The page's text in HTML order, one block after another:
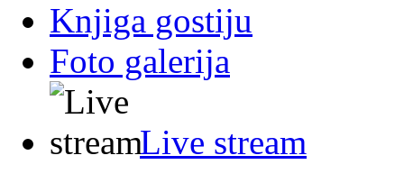
Knjiga gostiju
Foto galerija
Live stream